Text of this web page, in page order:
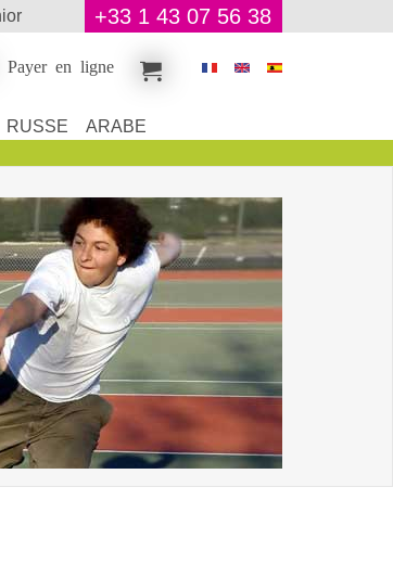
+33 1 43 07 56 38
Payer en ligne
RUSSE
ARABE